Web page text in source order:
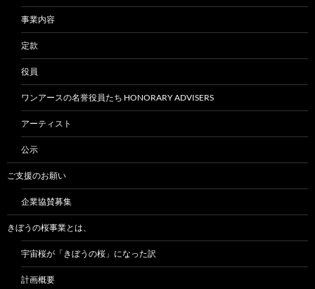
事業内容
定款
役員
ワンアースの名誉役員たち HONORARY ADVISERS
アーティスト
公示
ご支援のお願い
企業協賛募集
きぼうの桜事業とは、
宇宙桜が「きぼうの桜」になった訳
計画概要